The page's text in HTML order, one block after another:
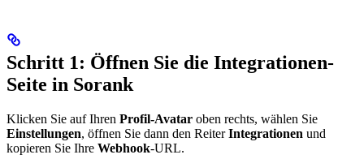
Schritt 1: Öffnen Sie die Integrationen-
Seite in Sorank
Klicken Sie auf Ihren Profil-Avatar oben rechts, wählen Sie
Einstellungen, öffnen Sie dann den ReiterIntegrationen und
kopieren Sie Ihre Webhook-URL.